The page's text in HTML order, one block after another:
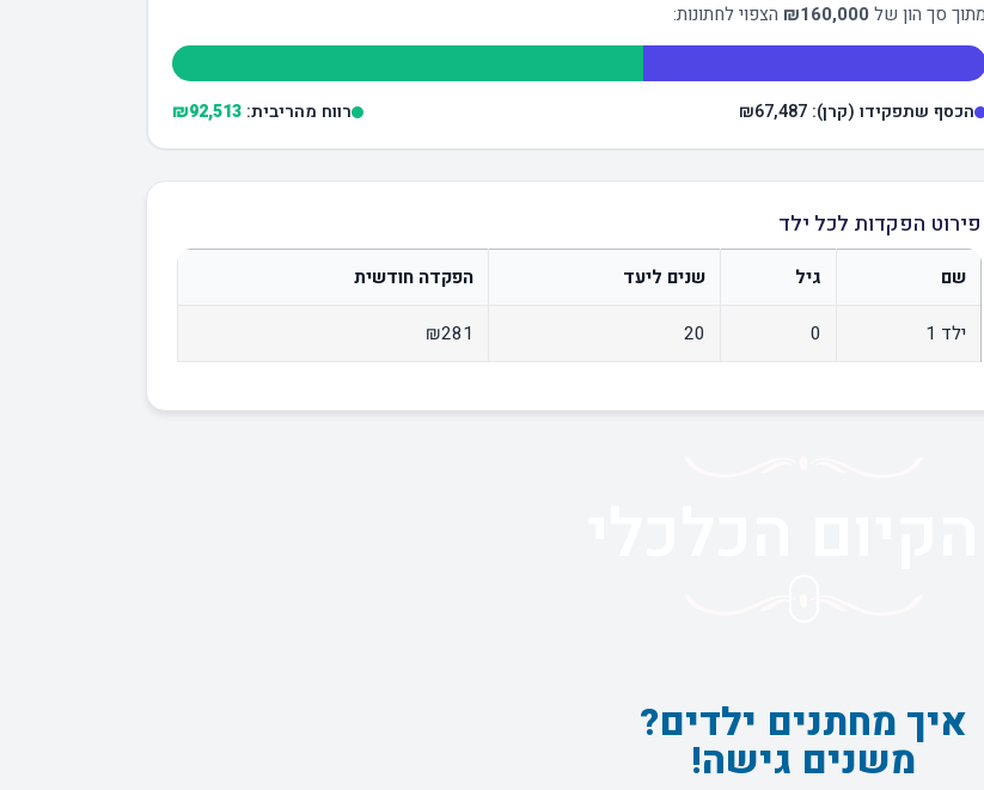
מתוך סך הון של₪160,000 הצפוי לחתונות:
הכסף שתפקידו (קרן): ₪67,487 רווח מהריבית: ₪92,513
פירוט הפקדות לכל ילד
שם גיל שנים ליעד הפקדה חודשית
ילד 1 0
20
₪281
איך מחתנים ילדים?
משנים גישה!